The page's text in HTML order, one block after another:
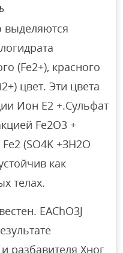
выделяются
(Fe2+), красного
цвет. Эти цвета
Ион Е2 +.Сульфат
Fe2O3 +
(SO4K +ЗН2О
как
телах.
EAChO3J
разбавителя Хног